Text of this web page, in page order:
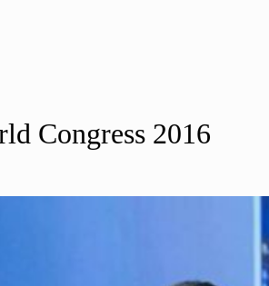
Congress 2016